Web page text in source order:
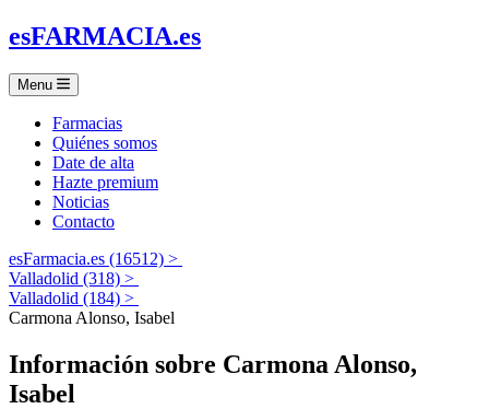
esFARMACIA.es
Menu
Farmacias
Quiénes somos
Date de alta
Hazte premium
Noticias
Contacto
esFarmacia.es (16512) >
Valladolid (318) >
Valladolid (184) >
Carmona Alonso, Isabel
Información sobre Carmona Alonso,
Isabel